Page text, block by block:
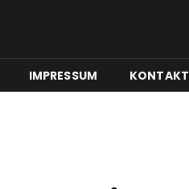
IMPRESSUM KONTAKT